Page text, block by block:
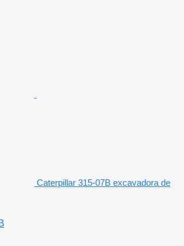
Caterpillar 315-07B excavadora de